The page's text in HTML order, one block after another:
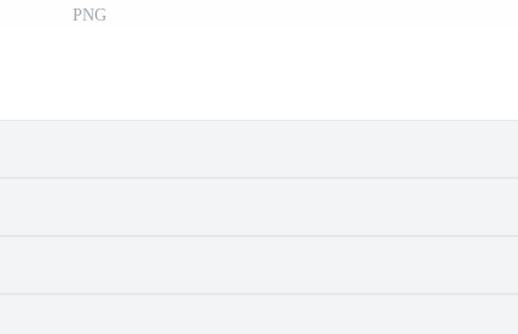
PNG